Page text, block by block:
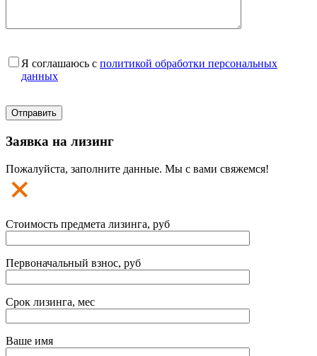
Я соглашаюсь с политикой обработки персональных
данных
Заявка на лизинг
Пожалуйста, заполните данные. Мы с вами свяжемся!
Стоимость предмета лизинга, руб
Первоначальный взнос, руб
Срок лизинга, мес
Ваше имя